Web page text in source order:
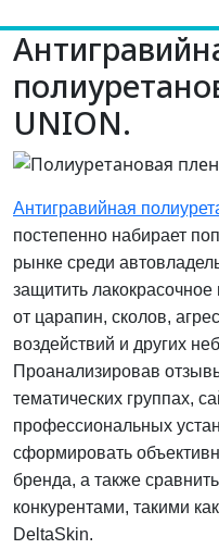
UNION.
Антигравийная
постепенно набирает
рынке среди
защитить
от царапин, сколов,
воздействий и других
Проанализировав
тематических группах,
профессиональных
сформировать
бренда, а также
конкурентами, такими
DeltaSkin.